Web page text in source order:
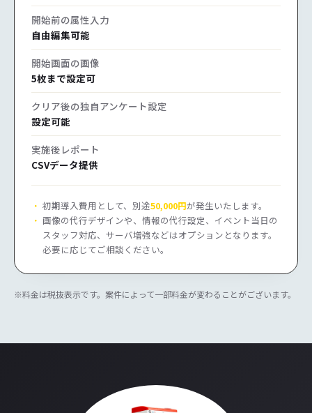
開始前の属性入力
自由編集可能
開始画面の画像
5枚まで設定可
クリア後の独自アンケート設定
設定可能
実施後レポート
CSVデータ提供
初期導入費用として、別途50,000円が発生いたします。
画像の代行デザインや、情報の代行設定、イベント当日の
スタッフ対応、サーバ増強などはオプションとなります。
必要に応じてご相談ください。
※料金は税抜表示です。案件によって一部料金が変わることがございます。